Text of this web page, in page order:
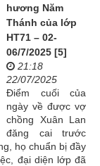
hương Năm
Thánh của lớp
HT71 – 02-
06/7/2025 [5]
21:18
22/07/2025
Điểm cuối của
ngày về được vợ
chồng Xuân Lan
đăng cai trước
họ chuẩn bị đầy
đại diện lớp đã